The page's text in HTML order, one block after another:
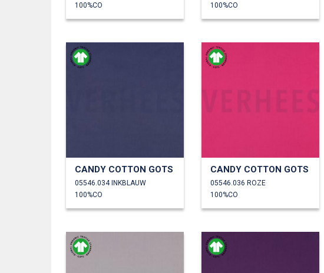
100%CO
100%CO
CANDY COTTON GOTS
05546.034 INKBLAUW
100%CO
CANDY COTTON GOTS
05546.036 ROZE
100%CO